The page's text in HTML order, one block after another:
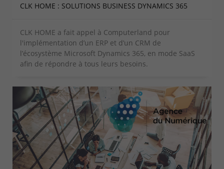
CLK HOME : SOLUTIONS BUSINESS DYNAMICS 365
CLK HOME a fait appel à Computerland pour
l'implémentation d’un ERP et d’un CRM de
l’écosystème Microsoft Dynamics 365, en mode SaaS
afin de répondre à tous leurs besoins.